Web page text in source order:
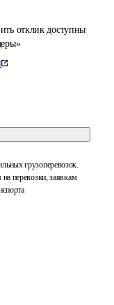
отклик доступны
грузоперевозок.
на перевозки, заявкам